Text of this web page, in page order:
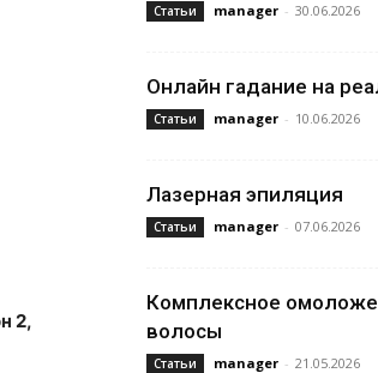
2,
Статьи manager - 30.06.2026
Онлайн гадание на
Статьи manager - 10.06.2026
Лазерная эпиляция
Статьи manager - 07.06.2026
Комплексное
волосы
Статьи manager - 21.05.2026